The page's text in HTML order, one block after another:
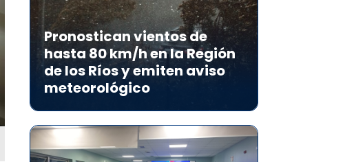
Pronostican vientos de
hasta 80 km/h en la Región
de los Ríos y emiten aviso
meteorológico